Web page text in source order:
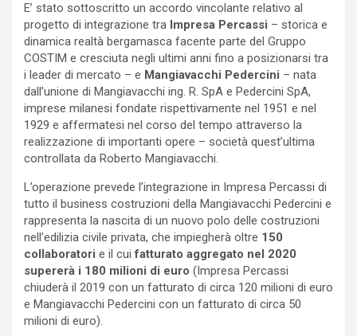
E’ stato sottoscritto un accordo vincolante relativo al
progetto di integrazione tra Impresa Percassi – storica e
dinamica realtà bergamasca facente parte del Gruppo
COSTIM e cresciuta negli ultimi anni fino a posizionarsi tra
i leader di mercato – e Mangiavacchi Pedercini – nata
dall’unione di Mangiavacchi ing. R. SpA e Pedercini SpA,
imprese milanesi fondate rispettivamente nel 1951 e nel
1929 e affermatesi nel corso del tempo attraverso la
realizzazione di importanti opere – società quest’ultima
controllata da Roberto Mangiavacchi.
L’operazione prevede l’integrazione in Impresa Percassi di
tutto il business costruzioni della Mangiavacchi Pedercini e
rappresenta la nascita di un nuovo polo delle costruzioni
nell’edilizia civile privata, che impiegherà oltre 150
collaboratori e il cuifatturato aggregato nel 2020
supererà i 180 milioni di euro (Impresa Percassi
chiuderà il 2019 con un fatturato di circa 120 milioni di euro
e Mangiavacchi Pedercini con un fatturato di circa 50
milioni di euro).